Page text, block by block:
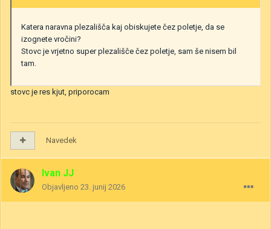
Katera naravna plezališča kaj obiskujete čez poletje, da se
izognete vročini?
Stovc je vrjetno super plezališče čez poletje, sam še nisem bil
tam.
stovc je res kjut, priporocam
Navedek
Ivan JJ
Objavljeno 23. junij 2026